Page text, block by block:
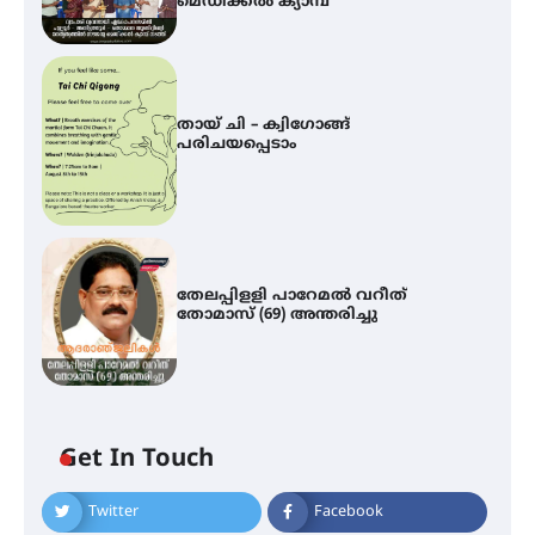
തായ് ചി – ക്വിഗോങ്ങ്
പരിചയപ്പെടാം
തേലപ്പിളളി പാറേമൽ വറീത്
തോമാസ് (69) അന്തരിച്ചു
Get In Touch
Twitter Facebook